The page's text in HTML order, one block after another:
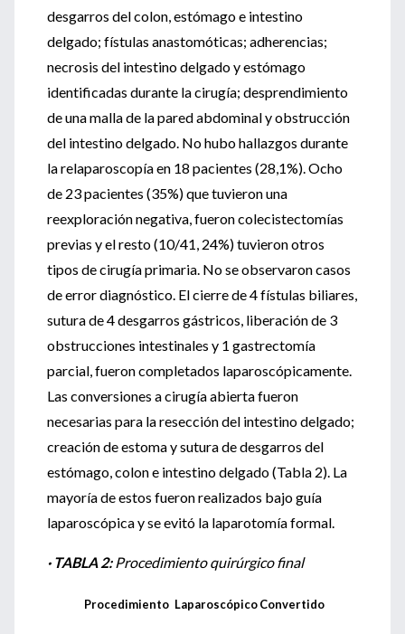
desgarros del colon, estómago e intestino
delgado; fístulas anastomóticas; adherencias;
necrosis del intestino delgado y estómago
identificadas durante la cirugía; desprendimiento
de una malla de la pared abdominal y obstrucción
del intestino delgado. No hubo hallazgos durante
la relaparoscopía en 18 pacientes (28,1%). Ocho
de 23 pacientes (35%) que tuvieron una
reexploración negativa, fueron colecistectomías
previas y el resto (10/41, 24%) tuvieron otros
tipos de cirugía primaria. No se observaron casos
de error diagnóstico. El cierre de 4 fístulas biliares,
sutura de 4 desgarros gástricos, liberación de 3
obstrucciones intestinales y 1 gastrectomía
parcial, fueron completados laparoscópicamente.
Las conversiones a cirugía abierta fueron
necesarias para la resección del intestino delgado;
creación de estoma y sutura de desgarros del
estómago, colon e intestino delgado (Tabla 2). La
mayoría de estos fueron realizados bajo guía
laparoscópica y se evitó la laparotomía formal.
· TABLA 2:Procedimiento quirúrgico final
Procedimiento LaparoscópicoConvertido